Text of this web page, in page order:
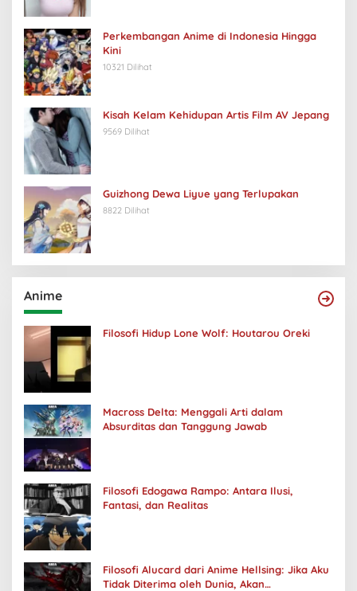
Perkembangan Anime di Indonesia Hingga
Kini
10321 Dilihat
Kisah Kelam Kehidupan Artis Film AV Jepang
9569 Dilihat
Guizhong Dewa Liyue yang Terlupakan
8822 Dilihat
Anime
Filosofi Hidup Lone Wolf: Houtarou Oreki
Macross Delta: Menggali Arti dalam
Absurditas dan Tanggung Jawab
Filosofi Edogawa Rampo: Antara Ilusi,
Fantasi, dan Realitas
Filosofi Alucard dari Anime Hellsing: Jika Aku
Tidak Diterima oleh Dunia, Akan